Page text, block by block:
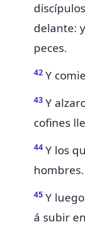
delante:
peces.
42 Y
43 Y
cofines
44 Y los
hombres.
45 Y luego
á subir en